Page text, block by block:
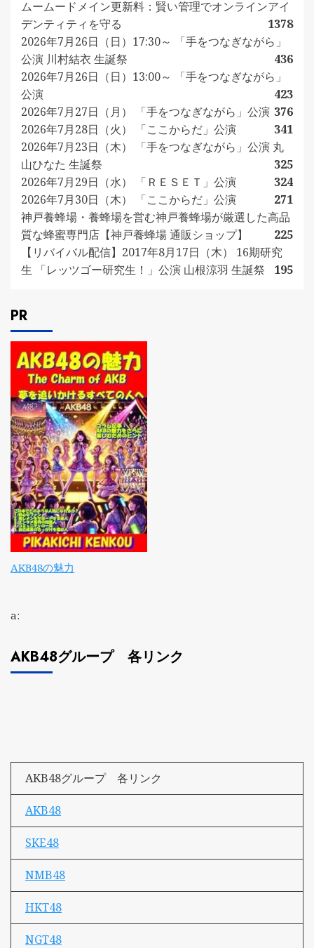
ムームードメイン更新料：賢い管理でオンラインアイ
デンティティを守る
1378
2026年7月26日（日）17:30～ 「手をつなぎながら」
公演 川村結衣 生誕祭
436
2026年7月26日（日）13:00～ 「手をつなぎながら」
公演
423
2026年7月27日（月） 「手をつなぎながら」公演 376
2026年7月28日（火） 「ここからだ」公演
341
2026年7月23日（木） 「手をつなぎながら」公演 丸
山ひなた 生誕祭
325
2026年7月29日（水） 「ＲＥＳＥＴ」公演
324
2026年7月30日（木） 「ここからだ」公演
271
神戸養蜂場・養蜂場を営む神戸養蜂場が厳選した高品
質な蜂蜜専門店【神戸養蜂場 通販ショップ】
225
【リバイバル配信】2017年8月17日（木） 16期研究
生 「レッツゴー研究生！」公演 山根涼羽 生誕祭
195
PR
AKB48の魅力
a:
AKB48グループ 各リンク
AKB48グループ 各リンク
AKB48
SKE48
NMB48
HKT48
NGT48